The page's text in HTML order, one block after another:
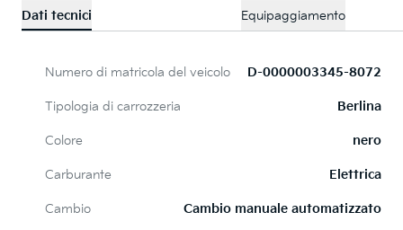
Dati tecnici Equipaggiamento
Numero di matricola del veicolo D-0000003345-8072
Tipologia di carrozzeria Berlina
Colore nero
Carburante Elettrica
Cambio Cambio manuale automatizzato